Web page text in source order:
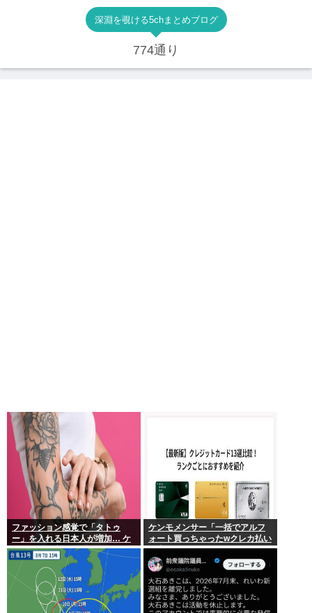
深淵を覗ける5chまとめブログ
774通り
ファッション感覚で「タトゥ
ー」を入れる日本人が増加… ケ
ンモメンの意見を聞きたい。
ケンモメンサー「一括でアルフ
ォート買っちゃったwクレカ払い
で来月の俺ごめんねー」銀行
「デビットカードなんで即時引
き落としです」